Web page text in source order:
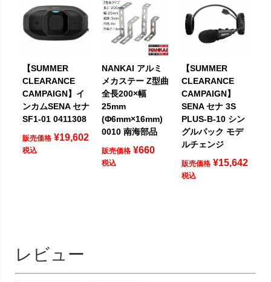
【SUMMER
CLEARANCE
CAMPAIGN】イ
ンカムSENA セナ
SF1-01 0411308
販売価格 ¥19,602
税込
NANKAI アルミ
メカステー Z型曲
全長200×幅
25mm
(Φ6mm×16mm)
0010 南海部品
販売価格 ¥660
税込
【SUMMER
CLEARANCE
CAMPAIGN】
SENA セナ 3S
PLUS-B-10 シン
グルパック モデ
ルチェンジ
販売価格 ¥15,642
税込
レビュー